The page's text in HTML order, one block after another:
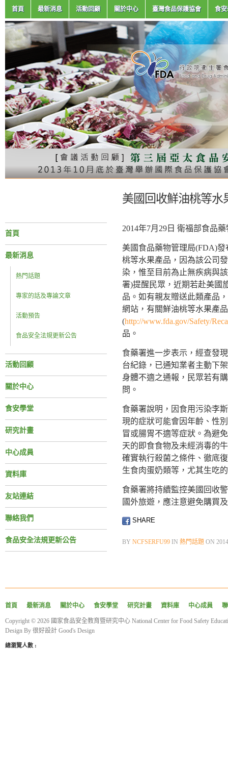
首頁 最新消息 活動回顧 關於中心 臺灣食品保護協會 食
美國回收鮮油桃等水
首頁
最新消息
熱門話題
專家的話及專論文章
活動預告
食品安全法規更新公告
活動回顧
關於中心
食安學堂
研究計畫
中心成員
資料庫
友站連結
聯絡我們
食品安全法規更新公告
2014年7月29日 衛福部食品
美國食品藥物管理局(FDA)發
桃等水果產品，因為該公司
染，惟至目前為止無疾病與
署)提醒民眾，近期若赴美國
品。如有親友贈送此類產品
網站，有關鮮油桃等水果產
(http://www.fda.gov/Safety/
品。
食藥署進一步表示，經查發
台紀錄，已通知業者主動下
身體不適之通報，民眾若有
問。
食藥署說明，因食用污染李
現的症狀可能會因年齡、性
冒或腸胃不適等症狀。為避
天的即食食物及未經消毒的
確實執行殺菌之條件、徹底
生食肉蛋奶類等，尤其生吃
食藥署將持續監控美國回收
國外旅遊，應注意避免購買
SHARE
BY NCFSERFU99 IN 熱門話題 ON
首頁 最新消息 關於中心 食安學堂 研究計畫 資料庫 中心成員
Copyright © 2026 國家食品安全教育暨研究中心 National Center for Food Safety
Design By 很好設計 Good's Design
總瀏覽人數 :